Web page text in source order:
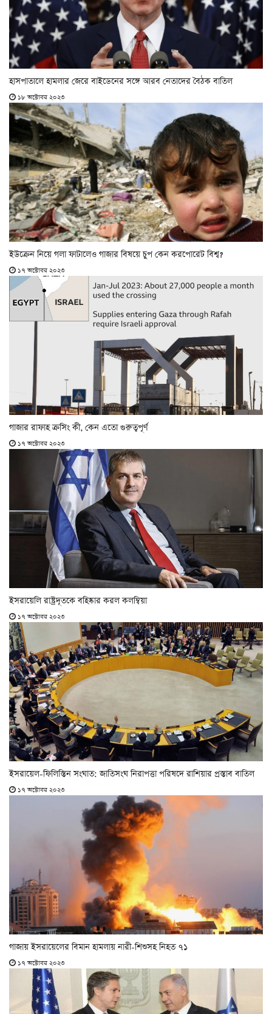
হাসপাতালে হামলার জেরে বাইডেনের সঙ্গে আরব নেতাদের বৈঠক বাতিল
১৮ অক্টোবর ২০২৩
ইউক্রেন নিয়ে গলা ফাটালেও গাজার বিষয়ে চুপ কেন করপোরেট বিশ্ব?
১৭ অক্টোবর ২০২৩
গাজার রাফাহ ক্রসিং কী, কেন এতো গুরুত্বপূর্ণ
১৭ অক্টোবর ২০২৩
ইসরায়েলি রাষ্ট্রদূতকে বহিষ্কার করল কলম্বিয়া
১৭ অক্টোবর ২০২৩
ইসরায়েল-ফিলিস্তিন সংঘাত: জাতিসংঘ নিরাপত্তা পরিষদে রাশিয়ার প্রস্তাব বাতিল
১৭ অক্টোবর ২০২৩
গাজায় ইসরায়েলের বিমান হামলায় নারী-শিশুসহ নিহত ৭১
১৭ অক্টোবর ২০২৩